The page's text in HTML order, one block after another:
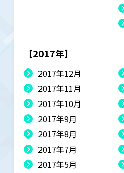
【2017年】
2017年12月
2017年11月
2017年10月
2017年9月
2017年8月
2017年7月
2017年5月